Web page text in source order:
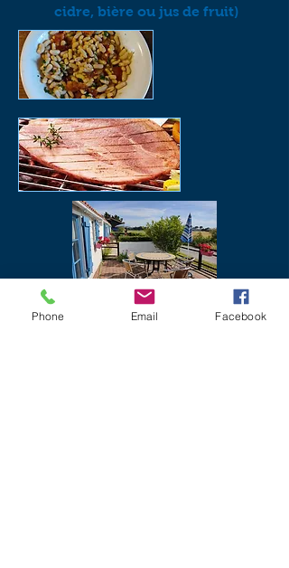
cidre, bière ou jus de fruit)
Phone Email Facebook